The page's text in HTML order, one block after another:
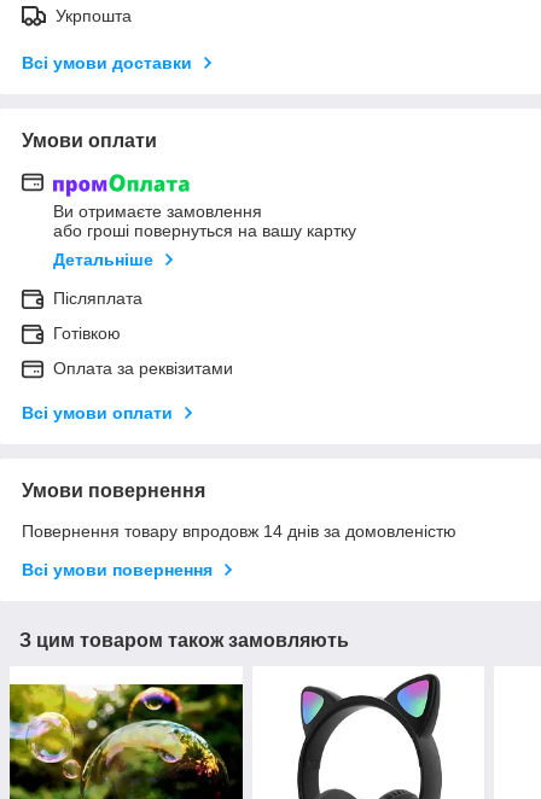
Укрпошта
Всі умови доставки
Умови оплати
Ви отримаєте замовлення
або гроші повернуться на вашу картку
Детальніше
Післяплата
Готівкою
Оплата за реквізитами
Всі умови оплати
Умови повернення
Повернення товару впродовж 14 днів за домовленістю
Всі умови повернення
З цим товаром також замовляють